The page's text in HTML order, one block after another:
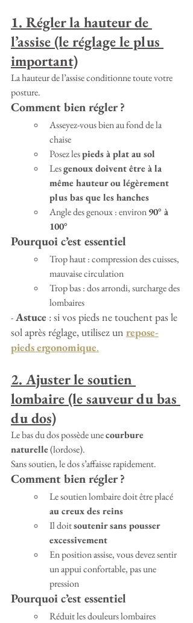
1. Régler la hauteur de
l’assise (le réglage le plus
important)
La hauteur de l’assise conditionne toute votre
posture.
Comment bien régler ?
Asseyez-vous bien au fond de la
chaise
Posez les pieds à plat au sol
Les genoux doivent être à la
même hauteur ou légèrement
plus bas que les hanches
Angle des genoux : environ 90° à
100°
Pourquoi c’est essentiel
Trop haut : compression des cuisses,
mauvaise circulation
Trop bas : dos arrondi, surcharge des
lombaires
-Astuce : si vos pieds ne touchent pas le
sol après réglage, utilisez un repose-
pieds ergonomique.
2. Ajuster le soutien
lombaire (le sauveur du bas
du dos)
Le bas du dos possède une courbure
naturelle (lordose).
Sans soutien, le dos s’affaisse rapidement.
Comment bien régler ?
Le soutien lombaire doit être placé
au creux des reins
Il doit soutenir sans pousser
excessivement
En position assise, vous devez sentir
un appui confortable, pas une
pression
Pourquoi c’est essentiel
Réduit les douleurs lombaires